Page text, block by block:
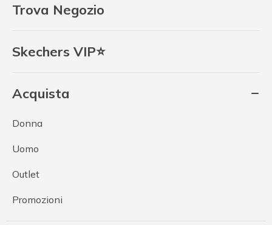
Trova Negozio
Skechers VIP⭐
Acquista
Donna
Uomo
Outlet
Promozioni